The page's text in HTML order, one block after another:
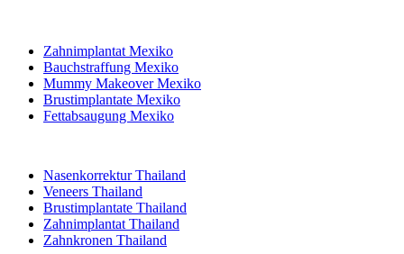
Zahnimplantat Mexiko
Bauchstraffung Mexiko
Mummy Makeover Mexiko
Brustimplantate Mexiko
Fettabsaugung Mexiko
Nasenkorrektur Thailand
Veneers Thailand
Brustimplantate Thailand
Zahnimplantat Thailand
Zahnkronen Thailand